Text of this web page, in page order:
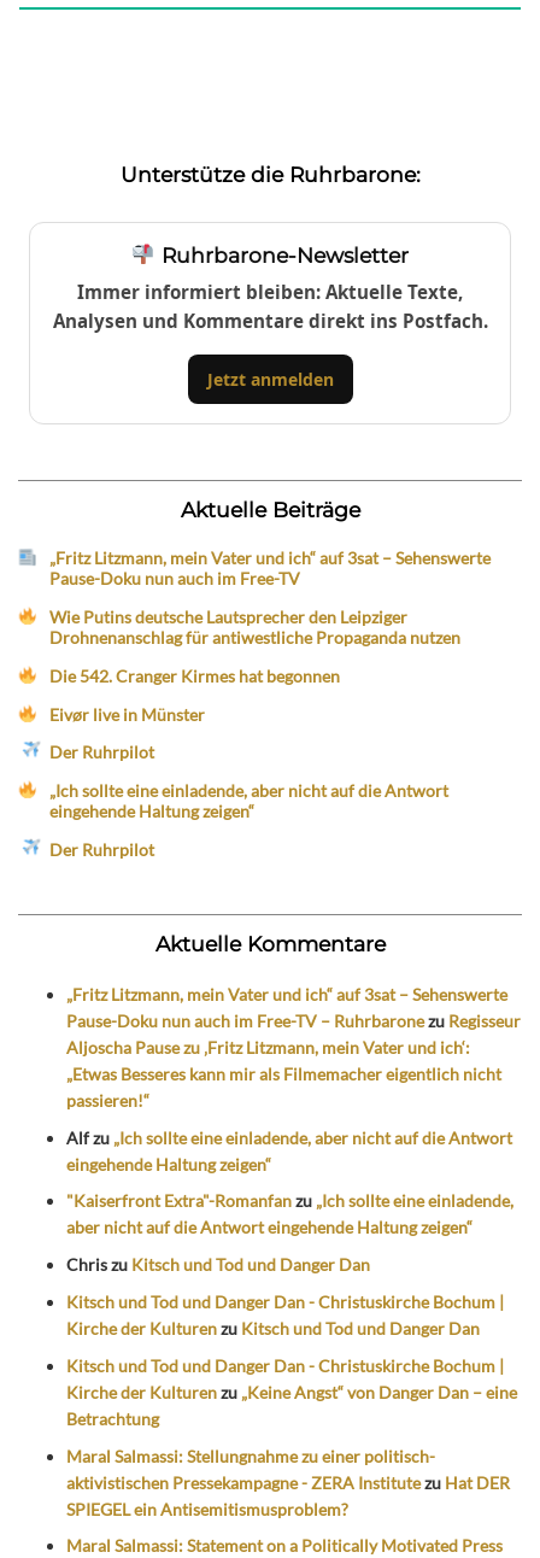
Unterstütze die Ruhrbarone:
Ruhrbarone-Newsletter
Immer informiert bleiben: Aktuelle Texte,
Analysen und Kommentare direkt ins Postfach.
Jetzt anmelden
Aktuelle Beiträge
„Fritz Litzmann, mein Vater und ich“ auf 3sat – Sehenswerte
Pause-Doku nun auch im Free-TV
Wie Putins deutsche Lautsprecher den Leipziger
Drohnenanschlag für antiwestliche Propaganda nutzen
Die 542. Cranger Kirmes hat begonnen
Eivør live in Münster
Der Ruhrpilot
„Ich sollte eine einladende, aber nicht auf die Antwort
eingehende Haltung zeigen“
Der Ruhrpilot
Aktuelle Kommentare
„Fritz Litzmann, mein Vater und ich“ auf 3sat – Sehenswerte
Pause-Doku nun auch im Free-TV – Ruhrbaronezu Regisseur
Aljoscha Pause zu ‚Fritz Litzmann, mein Vater und ich‘:
„Etwas Besseres kann mir als Filmemacher eigentlich nicht
passieren!“
Alfzu „Ich sollte eine einladende, aber nicht auf die Antwort
eingehende Haltung zeigen“
"Kaiserfront Extra"-Romanfanzu „Ich sollte eine einladende,
aber nicht auf die Antwort eingehende Haltung zeigen“
Chriszu Kitsch und Tod und Danger Dan
Kitsch und Tod und Danger Dan - Christuskirche Bochum |
Kirche der Kulturenzu Kitsch und Tod und Danger Dan
Kitsch und Tod und Danger Dan - Christuskirche Bochum |
Kirche der Kulturenzu „Keine Angst“ von Danger Dan – eine
Betrachtung
Maral Salmassi: Stellungnahme zu einer politisch-
aktivistischen Pressekampagne - ZERA Institutezu Hat DER
SPIEGEL ein Antisemitismusproblem?
Maral Salmassi: Statement on a Politically Motivated Press